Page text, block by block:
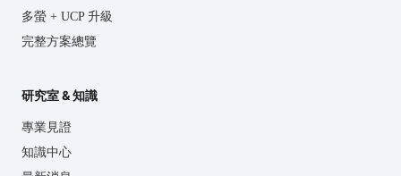
多螢 + UCP 升級
完整方案總覽
研究室 & 知識
專業見證
知識中心